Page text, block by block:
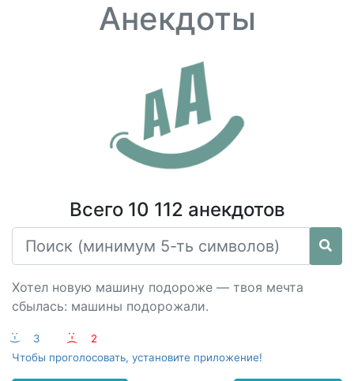
Анекдоты
Всего 10 112 анекдотов
Хотел новую машину подороже — твоя мечта
сбылась: машины подорожали.
:-) 3 :-(
2
Чтобы проголосовать, установите приложение!